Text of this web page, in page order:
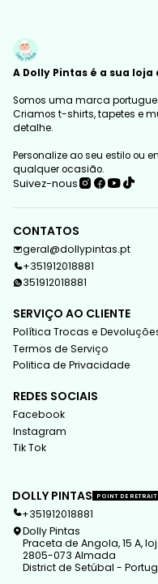
A Dolly Pintas é a sua
Somos uma marca
Criamos t-shirts, tapetes e
detalhe.
Personalize ao seu estilo ou
qualquer ocasião.
Suivez-nous
CONTATOS
geral@dollypintas.pt
+351912018881
351912018881
SERVIÇO AO CLIENTE
Política Trocas e
Termos de Serviço
Politica de Privacidade
REDES SOCIAIS
Facebook
Instagram
Tik Tok
DOLLY PINTAS POINT DE RETRAIT
+351912018881
Dolly Pintas
Praceta de Angola, 15 A,
2805-073 Almada
District de Setúbal -